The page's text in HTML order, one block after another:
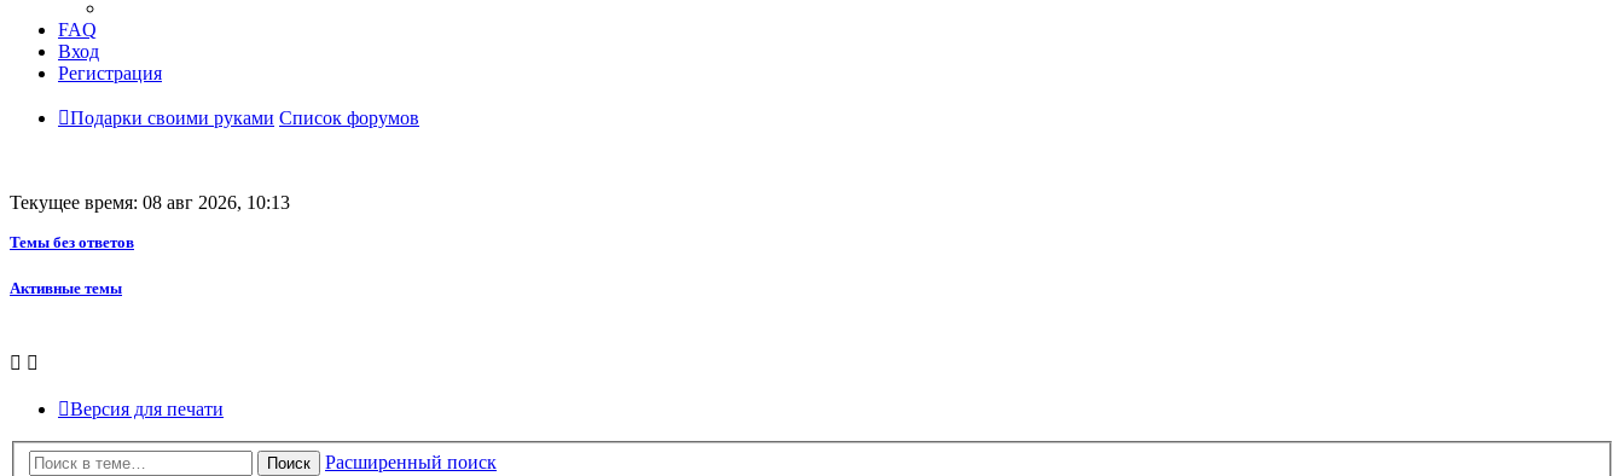
FAQ
Вход
Регистрация
Подарки своими руками Список форумов
Текущее время: 08 авг 2026, 10:13
Темы без ответов
Активные темы
Версия для печати
Поиск
Расширенный поиск